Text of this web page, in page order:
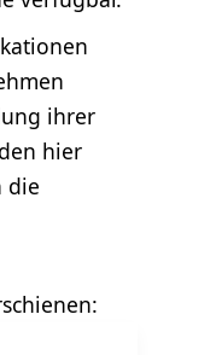
ihrer
hier
die